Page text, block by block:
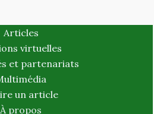
Articles
virtuelles
et partenariats
un article
À propos